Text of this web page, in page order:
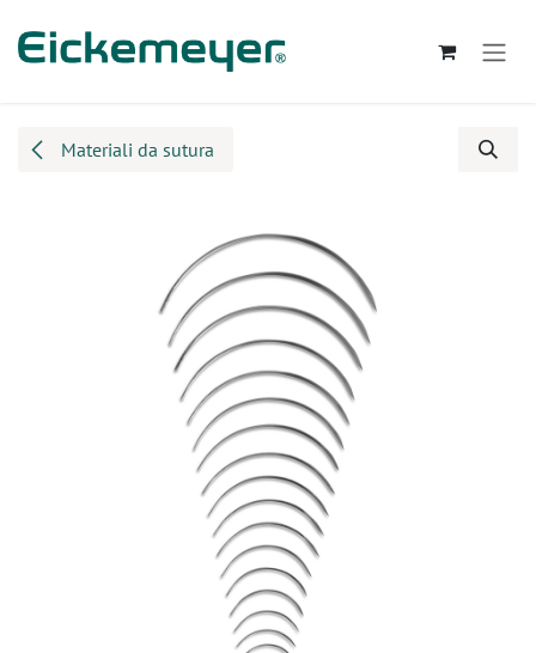
Materiali da sutura